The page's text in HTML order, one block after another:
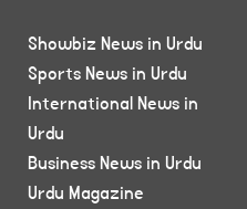
Showbiz News in Urdu
Sports News in Urdu
International News in
Urdu
Business News in Urdu
Urdu Magazine